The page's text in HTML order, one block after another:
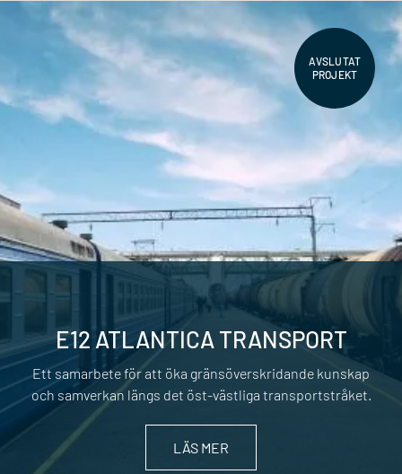
AVSLUTAT
PROJEKT
E12 ATLANTICA TRANSPORT
Ett samarbete för att öka gränsöverskridande kunskap
och samverkan längs det öst-västliga transportstråket.
LÄS MER